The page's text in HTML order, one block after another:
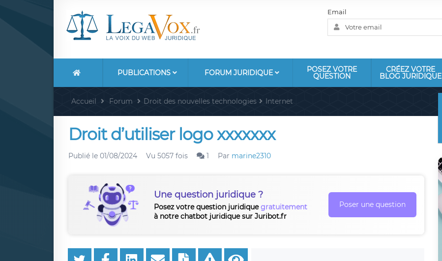
Email
PUBLICATIONS FORUM JURIDIQUE POSEZ VOTRE
QUESTION
CRÉEZ VOTRE
BLOG JURIDIQUE
Accueil Forum Droit des nouvelles technologies Internet
Droit d’utiliser logo xxxxxxx
Publié le 01/08/2024 Vu 5057 fois 1 Par marine2310
Une question juridique ?
Posez votre question juridiquegratuitement
à notre chatbot juridique sur Juribot.fr
Poser une question